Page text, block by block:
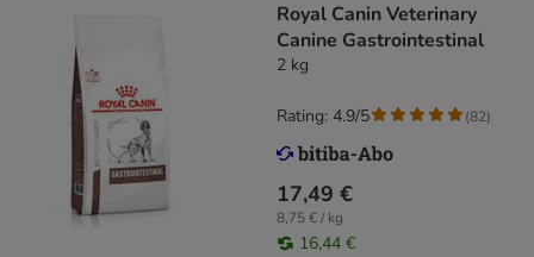
Royal Canin Veterinary
Canine Gastrointestinal
2 kg
17,49 €
8,75 € / kg
16,44 €
Rating: 4.9/5 (82)